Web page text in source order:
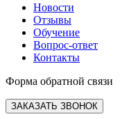
Новости
Отзывы
Обучение
Вопрос-ответ
Контакты
Форма обратной связи
ЗАКАЗАТЬ ЗВОНОК